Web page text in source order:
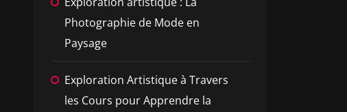
Photographie de Mode en
Paysage
Exploration Artistique à Travers
les Cours pour Apprendre la